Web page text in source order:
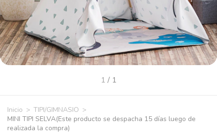
1 / 1
Inicio > TIPI/GIMNASIO >
MINI TIPI SELVA(Este producto se despacha 15 días luego de
realizada la compra)